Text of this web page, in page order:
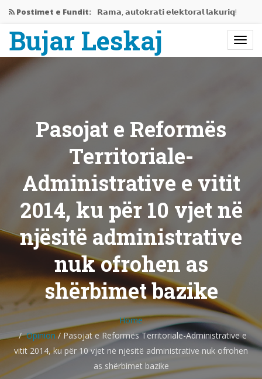
Postimet e Fundit: 𝗥𝗮𝗺𝗮, 𝗮𝘂𝘁𝗼𝗸𝗿𝗮𝘁𝗶 𝗲𝗹𝗲𝗸𝘁𝗼𝗿𝗮𝗹 𝗹𝗮𝗸𝘂𝗿𝗶𝗾!
Jemi në mes të krizës…
Rama gati të përjashtojë Shqipërinë…
Bashkëbisedim me Bujar Leskaj
Bujar Leskaj
Pasojat e Reformës
Territoriale-
Administrative e vitit
2014, ku për 10 vjet në
njësitë administrative
nuk ofrohen as
shërbimet bazike
Home
Opinion /Pasojat e Reformës Territoriale-Administrative e
vitit 2014, ku për 10 vjet në njësitë administrative nuk ofrohen
as shërbimet bazike